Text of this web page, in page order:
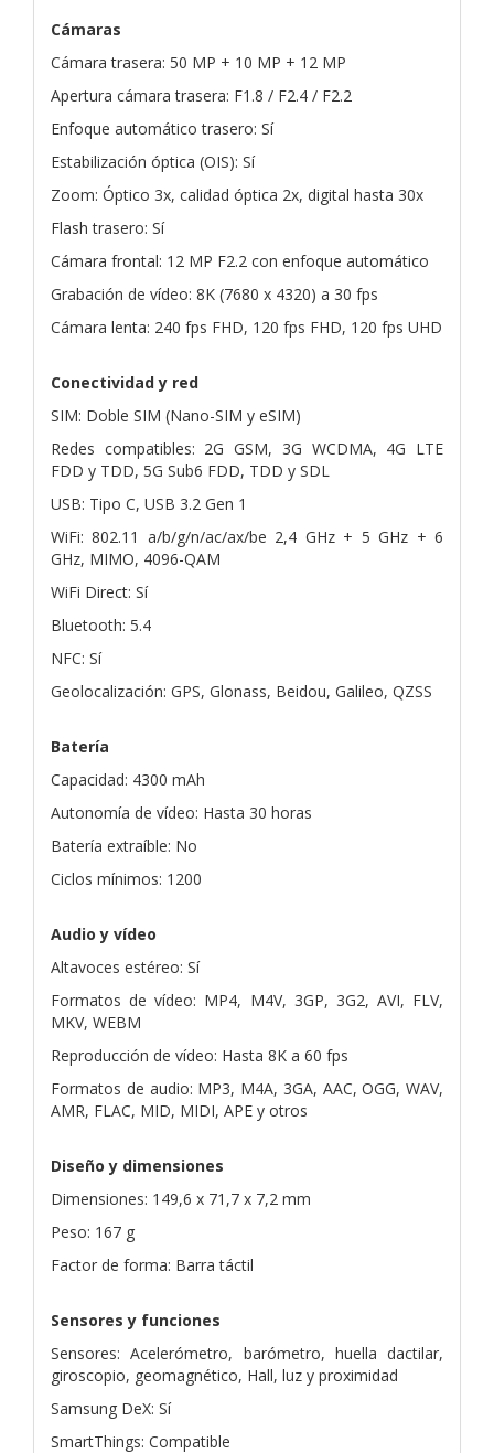
Cámaras
Cámara trasera: 50 MP + 10 MP + 12 MP
Apertura cámara trasera: F1.8 / F2.4 / F2.2
Enfoque automático trasero: Sí
Estabilización óptica (OIS): Sí
Zoom: Óptico 3x, calidad óptica 2x, digital hasta 30x
Flash trasero: Sí
Cámara frontal: 12 MP F2.2 con enfoque automático
Grabación de vídeo: 8K (7680 x 4320) a 30 fps
Cámara lenta: 240 fps FHD, 120 fps FHD, 120 fps UHD
Conectividad y red
SIM: Doble SIM (Nano-SIM y eSIM)
Redes compatibles: 2G GSM, 3G WCDMA, 4G LTE
FDD y TDD, 5G Sub6 FDD, TDD y SDL
USB: Tipo C, USB 3.2 Gen 1
WiFi: 802.11 a/b/g/n/ac/ax/be 2,4 GHz + 5 GHz + 6
GHz, MIMO, 4096-QAM
WiFi Direct: Sí
Bluetooth: 5.4
NFC: Sí
Geolocalización: GPS, Glonass, Beidou, Galileo, QZSS
Batería
Capacidad: 4300 mAh
Autonomía de vídeo: Hasta 30 horas
Batería extraíble: No
Ciclos mínimos: 1200
Audio y vídeo
Altavoces estéreo: Sí
Formatos de vídeo: MP4, M4V, 3GP, 3G2, AVI, FLV,
MKV, WEBM
Reproducción de vídeo: Hasta 8K a 60 fps
Formatos de audio: MP3, M4A, 3GA, AAC, OGG, WAV,
AMR, FLAC, MID, MIDI, APE y otros
Diseño y dimensiones
Dimensiones: 149,6 x 71,7 x 7,2 mm
Peso: 167 g
Factor de forma: Barra táctil
Sensores y funciones
Sensores: Acelerómetro, barómetro, huella dactilar,
giroscopio, geomagnético, Hall, luz y proximidad
Samsung DeX: Sí
SmartThings: Compatible